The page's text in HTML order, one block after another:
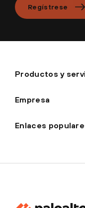
Regístrese
Productos y
Empresa
Enlaces